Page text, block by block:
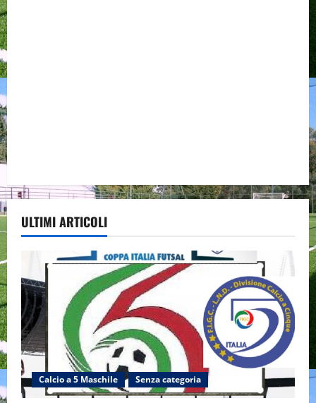
ULTIMI ARTICOLI
Calcio a 5 Maschile Senza categoria